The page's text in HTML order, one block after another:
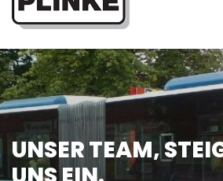
UNSER TEAM,